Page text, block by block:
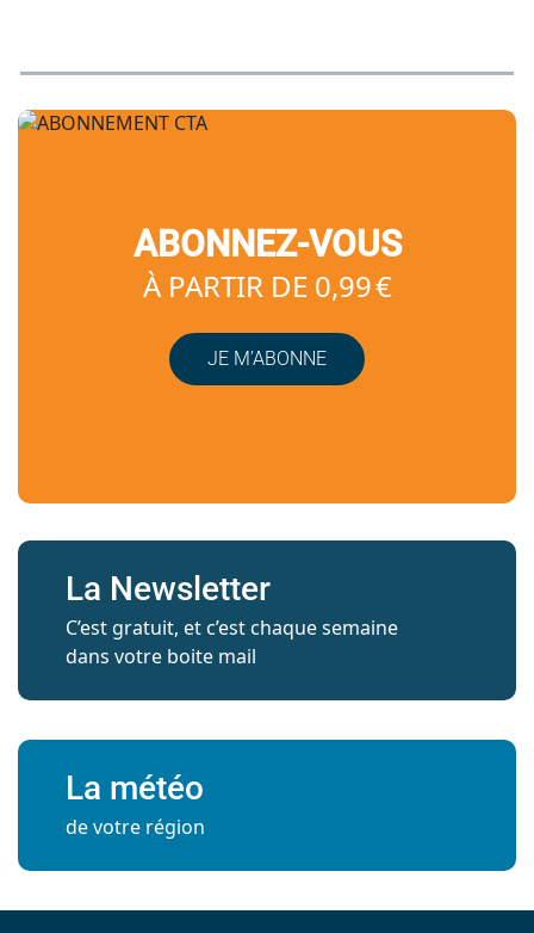
ABONNEZ-VOUS
À PARTIR DE 0,99 €
JE M’ABONNE
La Newsletter
C’est gratuit, et c’est chaque semaine
dans votre boite mail
La météo
de votre région